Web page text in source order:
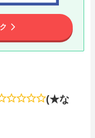
(★な